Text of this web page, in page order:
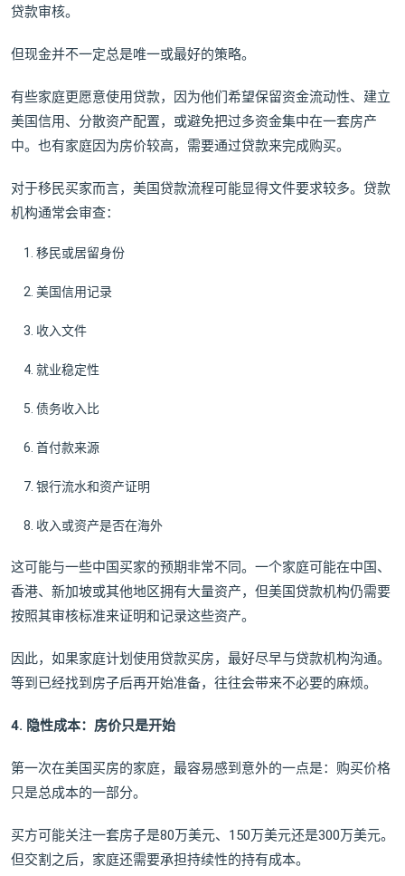
贷款审核。
但现金并不一定总是唯一或最好的策略。
有些家庭更愿意使用贷款，因为他们希望保留资金流动性、建立
美国信用、分散资产配置，或避免把过多资金集中在一套房产
中。也有家庭因为房价较高，需要通过贷款来完成购买。
对于移民买家而言，美国贷款流程可能显得文件要求较多。贷款
机构通常会审查：
移民或居留身份
美国信用记录
收入文件
就业稳定性
债务收入比
首付款来源
银行流水和资产证明
收入或资产是否在海外
这可能与一些中国买家的预期非常不同。一个家庭可能在中国、
香港、新加坡或其他地区拥有大量资产，但美国贷款机构仍需要
按照其审核标准来证明和记录这些资产。
因此，如果家庭计划使用贷款买房，最好尽早与贷款机构沟通。
等到已经找到房子后再开始准备，往往会带来不必要的麻烦。
4. 隐性成本：房价只是开始
第一次在美国买房的家庭，最容易感到意外的一点是：购买价格
只是总成本的一部分。
买方可能关注一套房子是80万美元、150万美元还是300万美元。
但交割之后，家庭还需要承担持续性的持有成本。